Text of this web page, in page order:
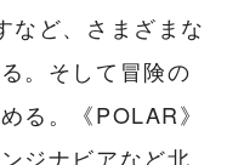
など、さまざまな
。そして冒険の
る。《POLAR》
ジナビアなど北